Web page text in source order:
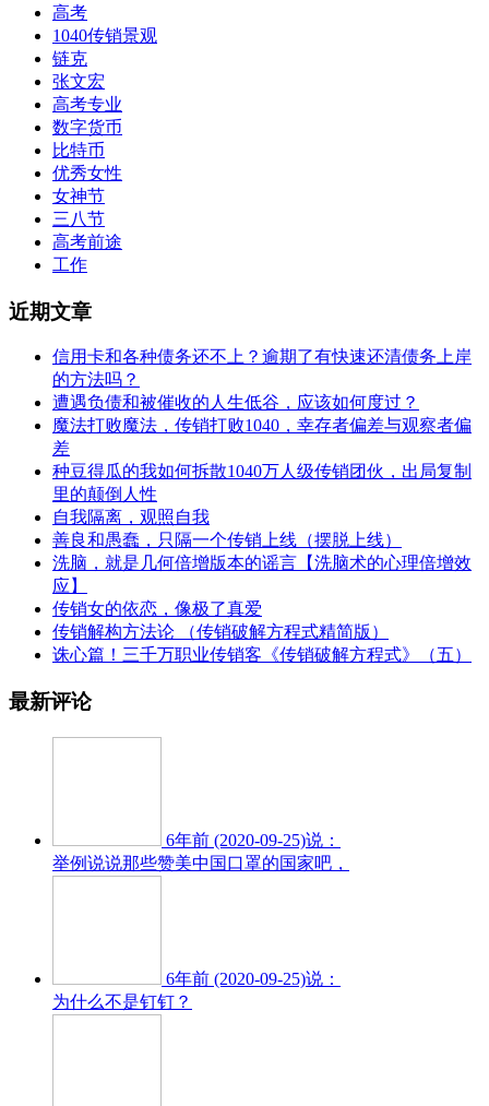
高考
1040传销景观
链克
张文宏
高考专业
数字货币
比特币
优秀女性
女神节
三八节
高考前途
工作
近期文章
信用卡和各种债务还不上？逾期了有快速还清债务上岸
的方法吗？
遭遇负债和被催收的人生低谷，应该如何度过？
魔法打败魔法，传销打败1040，幸存者偏差与观察者偏
差
种豆得瓜的我如何拆散1040万人级传销团伙，出局复制
里的颠倒人性
自我隔离，观照自我
善良和愚蠢，只隔一个传销上线（摆脱上线）
洗脑，就是几何倍增版本的谣言【洗脑术的心理倍增效
应】
传销女的依恋，像极了真爱
传销解构方法论 （传销破解方程式精简版）
诛心篇！三千万职业传销客《传销破解方程式》（五）
最新评论
6年前 (2020-09-25)说：
举例说说那些赞美中国口罩的国家吧，
6年前 (2020-09-25)说：
为什么不是钉钉？